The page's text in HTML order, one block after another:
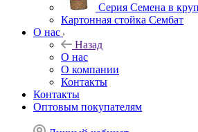
Серия Семена в
Картонная стойка Сембат
О нас
Назад
О нас
О компании
Контакты
Контакты
Оптовым покупателям